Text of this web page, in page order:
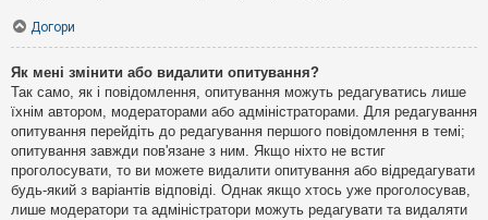
Догори
Як мені змінити або видалити опитування?
Так само, як і повідомлення, опитування можуть редагуватись лише
їхнім автором, модераторами або адміністраторами. Для редагування
опитування перейдіть до редагування першого повідомлення в темі;
опитування завжди пов'язане з ним. Якщо ніхто не встиг
проголосувати, то ви можете видалити опитування або відредагувати
будь-який з варіантів відповіді. Однак якщо хтось уже проголосував,
лише модератори та адміністратори можуть редагувати та видаляти